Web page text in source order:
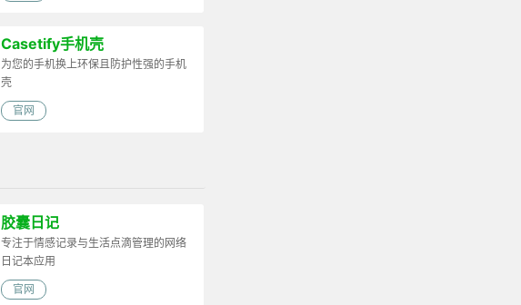
Casetify手机壳
为您的手机换上环保且防护性强的手机
壳
官网
胶囊日记
专注于情感记录与生活点滴管理的网络
日记本应用
官网